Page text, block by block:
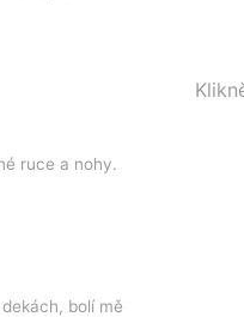
ruce a nohy.
bolí mě